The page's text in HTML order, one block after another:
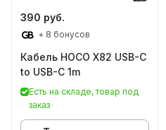
390 руб.
+ 8 бонусов
Кабель HOCO X82 USB-C
to USB-C 1m
Есть на складе, товар под
заказ